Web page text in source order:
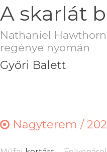
A skarlát
Nathaniel
regénye nyomán
Győri Balett
Nagyterem /